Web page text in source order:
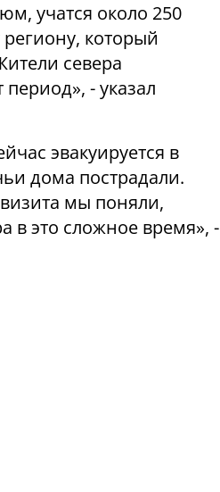
учатся около 250
который
севера
- указал
эвакуируется в
дома пострадали.
визита мы поняли,
в это сложное время», -